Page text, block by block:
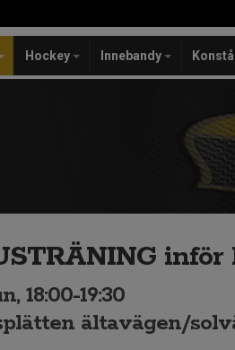
Hockey Innebandy
inför
18:00-19:30
ältavägen/